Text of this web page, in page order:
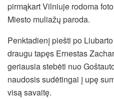
pirmąkart Vilniuje rodoma
Miesto muliažų paroda.
Penktadienį piešti po
draugu tapęs Ernestas
geriausia stebėti nuo
naudosis sudėtingai į upę
visą savaitę.